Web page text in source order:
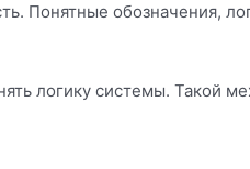
Понятные обозначения,
логику системы. Такой